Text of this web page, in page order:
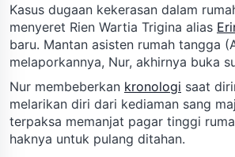
Kasus dugaan kekerasan dalam
menyeret Rien Wartia Trigina alias
baru. Mantan asisten rumah tangga
melaporkannya, Nur, akhirnya buka
Nur membeberkan kronologi saat
melarikan diri dari kediaman sang
terpaksa memanjat pagar tinggi
haknya untuk pulang ditahan.